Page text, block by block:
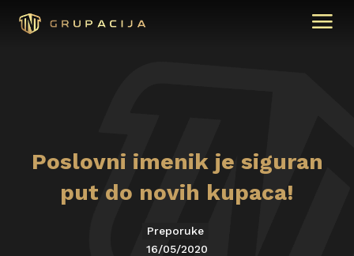
Poslovni imenik je siguran
put do novih kupaca!
Preporuke
16/05/2020